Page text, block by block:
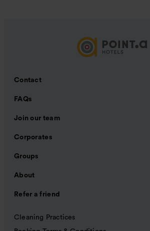
Contact
FAQs
Join our team
Corporates
Groups
About
Refer a friend
Cleaning Practices